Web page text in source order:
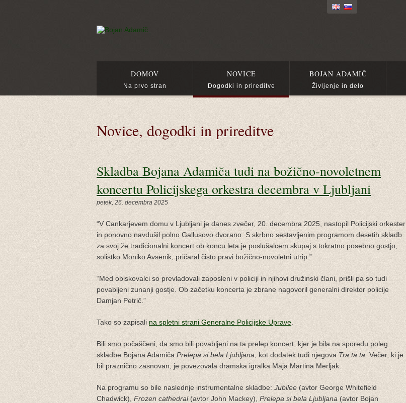
DOMOV
Na prvo stran
NOVICE
Dogodki in prireditve
BOJAN ADAMIČ
Življenje in delo
Novice, dogodki in prireditve
Skladba Bojana Adamiča tudi na božično-novoletnem
koncertu Policijskega orkestra decembra v Ljubljani
petek, 26. decembra 2025
“V Cankarjevem domu v Ljubljani je danes zvečer, 20. decembra 2025, nastopil Policijski orkester
in ponovno navdušil polno Gallusovo dvorano. S skrbno sestavljenim programom desetih skladb
za svoj že tradicionalni koncert ob koncu leta je poslušalcem skupaj s tokratno posebno gostjo,
solistko Moniko Avsenik, pričaral čisto pravi božično-novoletni utrip.”
“Med obiskovalci so prevladovali zaposleni v policiji in njihovi družinski člani, prišli pa so tudi
povabljeni zunanji gostje. Ob začetku koncerta je zbrane nagovoril generalni direktor policije
Damjan Petrič.”
Tako so zapisali na spletni strani Generalne Policijske Uprave
Bili smo počaščeni, da smo bili povabljeni na ta prelep koncert, kjer je bila na sporedu poleg
skladbe Bojana Adamiča Prelepa si bela Ljubljana , kot dodatek tudi njegova Tra ta ta . Večer, ki je
bil praznično zasnovan, je povezovala dramska igralka Maja Martina Merljak.
Na programu so bile naslednje instrumentalne skladbe: Jubilee (avtor George Whitefield
Chadwick), Frozen cathedral(avtor John Mackey), Prelepa si bela Ljubljana (avtor Bojan